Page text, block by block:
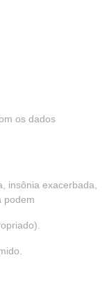
os dados
insônia exacerbada,
podem